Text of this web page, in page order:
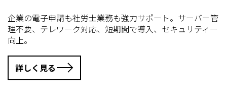
企業の電子申請も社労士業務も強力サポート。サーバー管
理不要、テレワーク対応、短期間で導入、セキュリティー
向上。
詳しく見る